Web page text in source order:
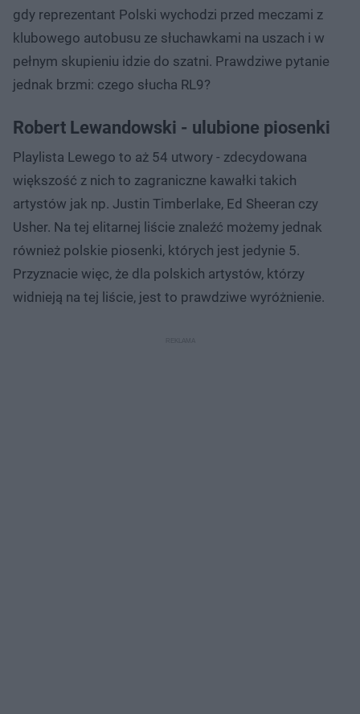
gdy reprezentant Polski wychodzi przed meczami z
klubowego autobusu ze słuchawkami na uszach i w
pełnym skupieniu idzie do szatni. Prawdziwe pytanie
jednak brzmi: czego słucha RL9?
Robert Lewandowski - ulubione piosenki
Playlista Lewego to aż 54 utwory - zdecydowana
większość z nich to zagraniczne kawałki takich
artystów jak np. Justin Timberlake, Ed Sheeran czy
Usher. Na tej elitarnej liście znaleźć możemy jednak
również polskie piosenki, których jest jedynie 5.
Przyznacie więc, że dla polskich artystów, którzy
widnieją na tej liście, jest to prawdziwe wyróżnienie.